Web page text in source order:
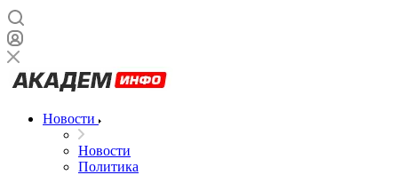
Новости
Новости
Политика